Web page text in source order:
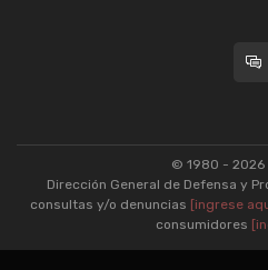
© 1980 - 2026
Dirección General de Defensa y
consultas y/o denuncias [ingrese
consumidores